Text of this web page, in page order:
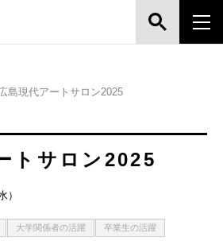
島現代アートサロン2025
トサロン2025
）
大学関係者の活躍
卒業生の活躍